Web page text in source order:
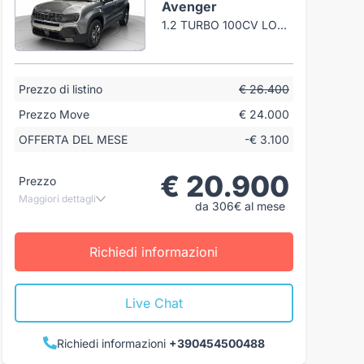
Avenger
1.2 TURBO 100CV LONGITUDE
Prezzo di listino
€ 26.400
Prezzo Move
€ 24.000
OFFERTA DEL MESE
-€ 3.100
Prezzo
Maggiori dettagli € 20.900
da 306€ al mese
Richiedi informazioni
Live Chat
Richiedi informazioni +390454500488